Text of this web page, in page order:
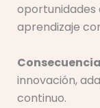
oportunidades
aprendizaje
innovación,
continuo.